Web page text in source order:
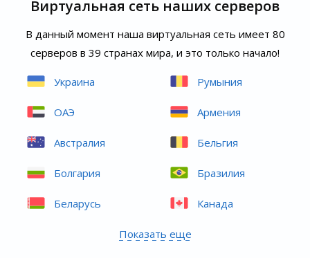
Виртуальная сеть наших серверов
В данный момент наша виртуальная сеть имеет 80
серверов в 39 странах мира, и это только начало!
Украина Румыния
ОАЭ Армения
Австралия Бельгия
Болгария Бразилия
Беларусь Канада
Показать еще